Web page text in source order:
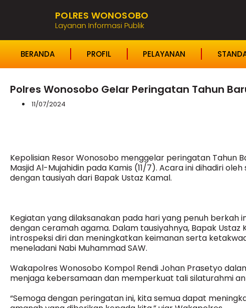
POLRES WONOSOBO
Layanan Informasi Publik
BERANDA PROFIL PELAYANAN
Polres Wonosobo Gelar Peringatan Tahun
11/07/2024
Kepolisian Resor Wonosobo menggelar peringatan Tahun
Masjid Al-Mujahidin pada Kamis (11/7). Acara ini dihadiri
dengan tausiyah dari Bapak Ustaz Kamal.
Kegiatan yang dilaksanakan pada hari yang penuh berkah
dengan ceramah agama. Dalam tausiyahnya, Bapak
introspeksi diri dan meningkatkan keimanan serta
meneladani Nabi Muhammad SAW.
Wakapolres Wonosobo Kompol Rendi Johan Prasetyo
menjaga kebersamaan dan memperkuat tali silaturahmi
“Semoga dengan peringatan ini, kita semua dapat